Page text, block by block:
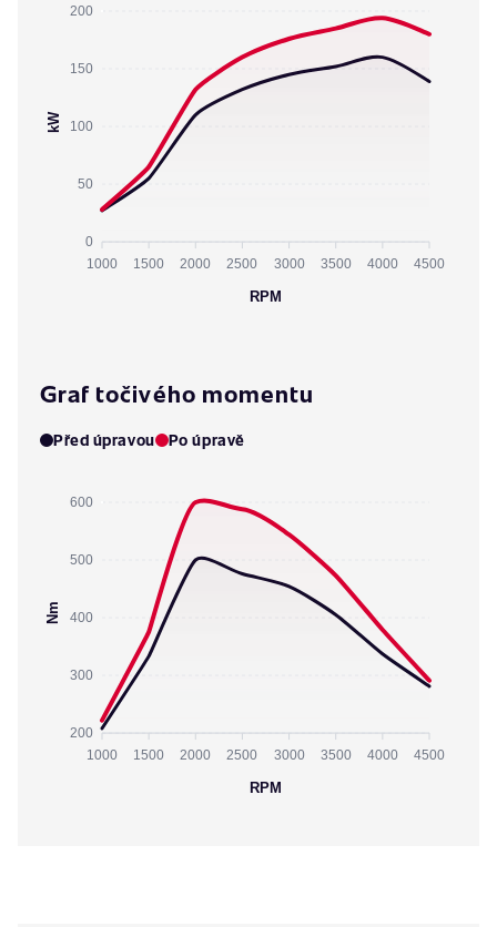
200
150
100
50
0
kW
1000 1500 2000 2500 3000 3500 4000 4500
RPM
Graf točivého momentu
Před úpravou Po úpravě
600
500
400
300
200
Nm
1000 1500 2000 2500 3000 3500 4000 4500
RPM